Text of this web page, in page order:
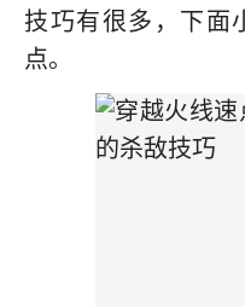
技巧有很多，下面
点。